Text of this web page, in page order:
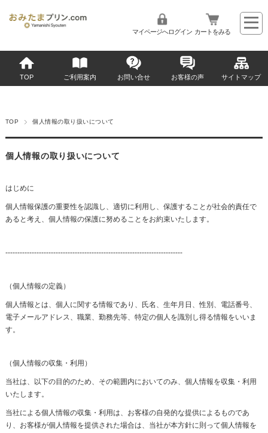
マイページへログイン カートをみる
TOP ご利用案内 お問い合せ お客様の声 サイトマップ
TOP 個人情報の取り扱いについて
個人情報の取り扱いについて
はじめに
個人情報保護の重要性を認識し、適切に利用し、保護することが社会的責任で
あると考え、個人情報の保護に努めることをお約束いたします。
--------------------------------------------------------------------------
（個人情報の定義）
個人情報とは、個人に関する情報であり、氏名、生年月日、性別、電話番号、
電子メールアドレス、職業、勤務先等、特定の個人を識別し得る情報をいいま
す。
（個人情報の収集・利用）
当社は、以下の目的のため、その範囲内においてのみ、個人情報を収集・利用
いたします。
当社による個人情報の収集・利用は、お客様の自発的な提供によるものであ
り、お客様が個人情報を提供された場合は、当社が本方針に則って個人情報を